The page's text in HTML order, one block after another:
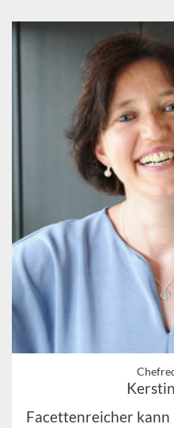
Facettenreicher